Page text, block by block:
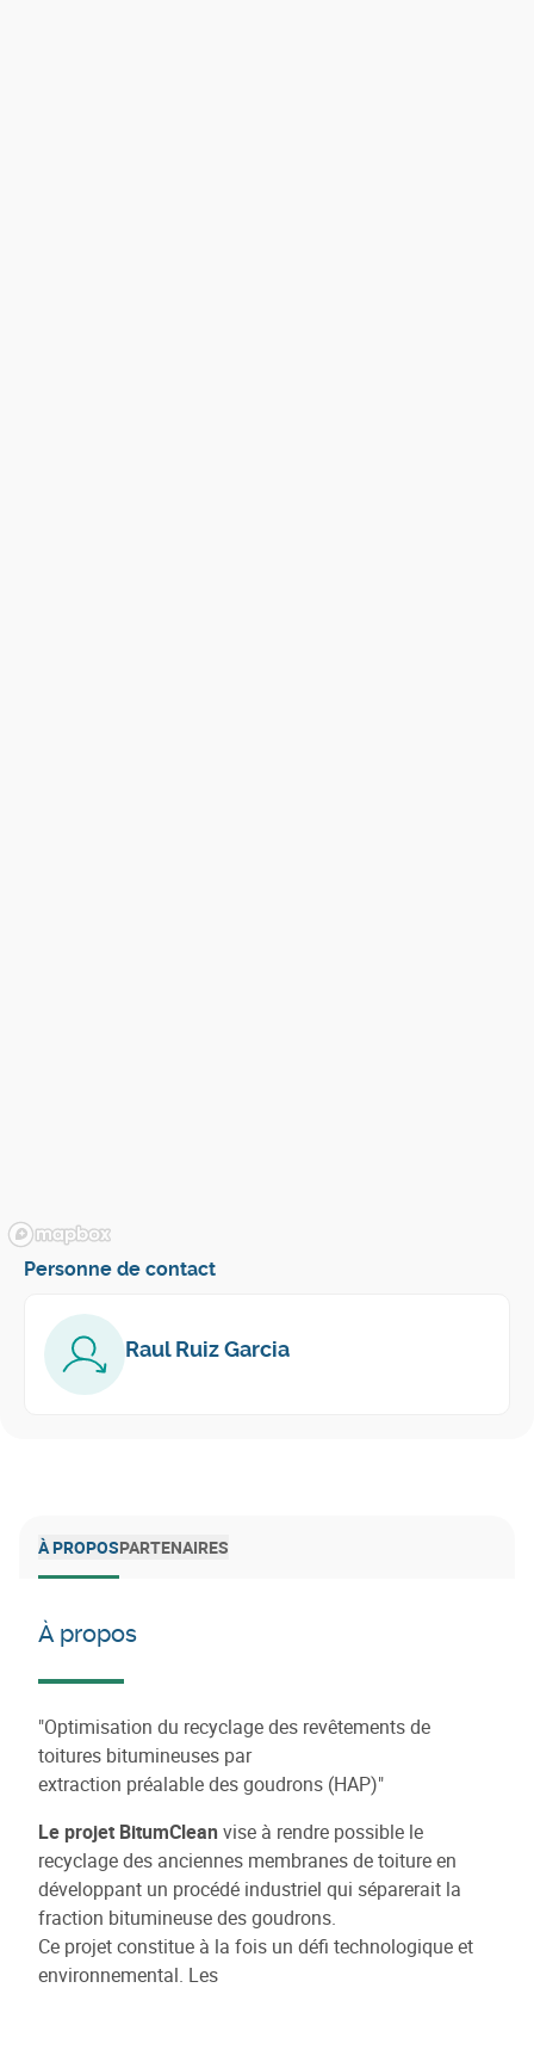
Personne de contact
Raul Ruiz Garcia
À PROPOSPARTENAIRES
À propos
"Optimisation du recyclage des revêtements de
toitures bitumineuses par
extraction préalable des goudrons (HAP)"
Le projet BitumClean vise à rendre possible le
recyclage des anciennes membranes de toiture en
développant un procédé industriel qui séparerait la
fraction bitumineuse des goudrons.
Ce projet constitue à la fois un défi technologique et
environnemental. Les